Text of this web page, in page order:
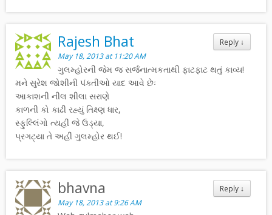
Reply ↓
Rajesh Bhat
May 18, 2013 at 11:20 AM
ગુલમ્હોરની જેમ જ સર્જનાત્મકતાથી ફાટફાટ થતું કાવ્ય!
મને સુરેશ જોશીની પંક્તીઓ યાદ આવે છેઃ
આકાશની નીલ શીલા સરાણે
કાળની કો કાઢી રહ્યું તિક્ષ્ણ ધાર,
સ્ફુલ્લિંગો ત્યહીં જે ઉડ્યા,
પ્રગટ્યા તે અહીં ગુલમ્હોર થઈ!
Reply ↓
bhavna
May 18, 2013 at 9:26 AM